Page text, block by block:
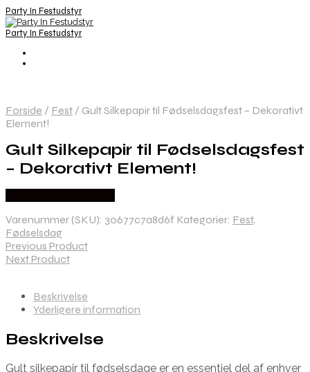
Party In Festudstyr
Party In Festudstyr
Forside / Fest / Gult Silkepapir til Fødselsdagsfest – Dekorativt
Element!
Gult Silkepapir til Fødselsdagsfest
– Dekorativt Element!
Varenummer (SKU): 30677c7a8d6f Kategorier: Fest,
Fødselsdag
Previous Product
Next Product
Beskrivelse
Yderligere information
Beskrivelse
Gult silkepapir til fødselsdage er en essentiel del af enhver